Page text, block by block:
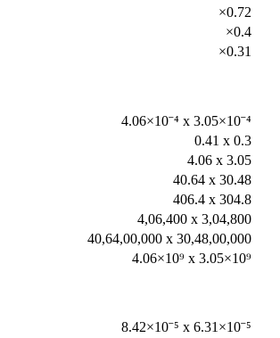
×0.72
×0.4
×0.31
4.06×10⁻⁴ x 3.05×10⁻⁴
0.41 x 0.3
4.06 x 3.05
40.64 x 30.48
406.4 x 304.8
4,06,400 x 3,04,800
40,64,00,000 x 30,48,00,000
4.06×10⁹ x 3.05×10⁹
8.42×10⁻⁵ x 6.31×10⁻⁵